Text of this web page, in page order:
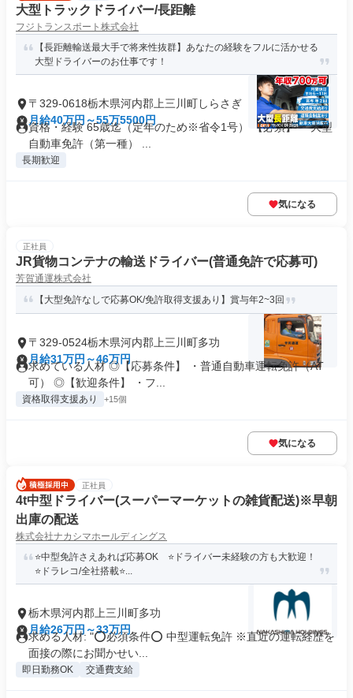
大型トラックドライバー/長距離
フジトランスポート株式会社
【長距離輸送最大手で将来性抜群】あなたの経験をフルに活かせる
大型ドライバーのお仕事です！
〒329-0618栃木県河内郡上三川町しらさぎ
月給40万円～55万5500円
資格・経験 65歳迄（定年のため※省令1号） 【必須】 ・大型
自動車免許（第一種） ...
長期歓迎
気になる
正社員
JR貨物コンテナの輸送ドライバー(普通免許で応募可)
芳賀通運株式会社
【大型免許なしで応募OK/免許取得支援あり】賞与年2~3回
〒329-0524栃木県河内郡上三川町多功
月給31万円～46万円
求めている人材 ◎【応募条件】 ・普通自動車運転免許（AT
可） ◎【歓迎条件】 ・フ...
資格取得支援あり +15個
気になる
正社員
4t中型ドライバー(スーパーマーケットの雑貨配送)※早朝
出庫の配送
株式会社ナカシマホールディングス
⭐️中型免許さえあれば応募OK ⭐️ドライバー未経験の方も大歓迎！
⭐️ドラレコ/全社搭載⭐...
栃木県河内郡上三川町多功
月給26万円～33万円
求める人材: "⭕必須条件⭕ 中型運転免許 ※直近の運転経歴を
面接の際にお聞かせい...
即日勤務OK 交通費支給